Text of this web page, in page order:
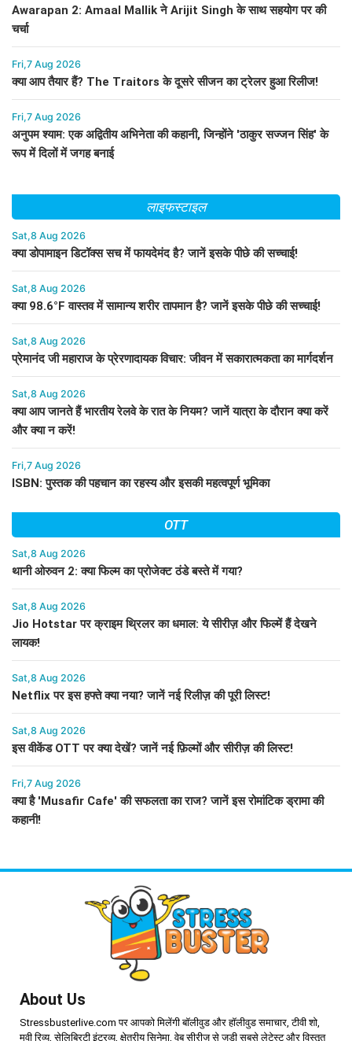
Awarapan 2: Amaal Mallik ने Arijit Singh के साथ सहयोग पर की
चर्चा
Fri,7 Aug 2026
क्या आप तैयार हैं? The Traitors के दूसरे सीजन का ट्रेलर हुआ रिलीज!
Fri,7 Aug 2026
अनुपम श्याम: एक अद्वितीय अभिनेता की कहानी, जिन्होंने 'ठाकुर सज्जन सिंह' के
रूप में दिलों में जगह बनाई
लाइफस्टाइल
Sat,8 Aug 2026
क्या डोपामाइन डिटॉक्स सच में फायदेमंद है? जानें इसके पीछे की सच्चाई!
Sat,8 Aug 2026
क्या 98.6°F वास्तव में सामान्य शरीर तापमान है? जानें इसके पीछे की सच्चाई!
Sat,8 Aug 2026
प्रेमानंद जी महाराज के प्रेरणादायक विचार: जीवन में सकारात्मकता का मार्गदर्शन
Sat,8 Aug 2026
क्या आप जानते हैं भारतीय रेलवे के रात के नियम? जानें यात्रा के दौरान क्या करें
और क्या न करें!
Fri,7 Aug 2026
ISBN: पुस्तक की पहचान का रहस्य और इसकी महत्वपूर्ण भूमिका
OTT
Sat,8 Aug 2026
थानी ओरुवन 2: क्या फिल्म का प्रोजेक्ट ठंडे बस्ते में गया?
Sat,8 Aug 2026
Jio Hotstar पर क्राइम थ्रिलर का धमाल: ये सीरीज़ और फिल्में हैं देखने
लायक!
Sat,8 Aug 2026
Netflix पर इस हफ्ते क्या नया? जानें नई रिलीज़ की पूरी लिस्ट!
Sat,8 Aug 2026
इस वीकेंड OTT पर क्या देखें? जानें नई फ़िल्मों और सीरीज़ की लिस्ट!
Fri,7 Aug 2026
क्या है 'Musafir Cafe' की सफलता का राज? जानें इस रोमांटिक ड्रामा की
कहानी!
About Us
Stressbusterlive.com पर आपको मिलेंगी बॉलीवुड और हॉलीवुड समाचार, टीवी शो,
मूवी रिव्यु, सेलिब्रिटी इंटरव्यू, क्षेत्रीय सिनेमा, वेब सीरीज से जुड़ी सबसे लेटेस्ट और विस्तृत